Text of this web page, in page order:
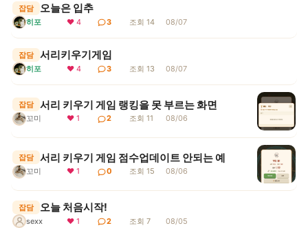
잡담 오늘은 입추
히포 ❤ 4 3 조회 14 08/07
잡담 서리키우기게임
히포 ❤ 4 3 조회 13 08/07
잡담 서리 키우기 게임 랭킹을 못 부르는 화면
꼬미 ❤ 1 2 조회 11 08/06
잡담 서리 키우기 게임 점수업데이트 안되는 예
꼬미 ❤ 1 0 조회 15 08/06
잡담 오늘 처음시작!
sexx ❤ 1 2 조회 7 08/05